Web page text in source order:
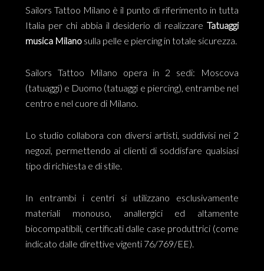
Sailors Tattoo Milano è il punto di riferimento in tutta
Italia per chi abbia il desiderio di realizzare Tatuaggi
musica Milano sulla pelle e piercing in totale sicurezza.
Sailors Tattoo Milano opera in 2 sedi: Moscova
(tatuaggi) e Duomo (tatuaggi e piercing), entrambe nel
centro e nel cuore di Milano.
Lo studio collabora con diversi artisti, suddivisi nei 2
negozi, permettendo ai clienti di soddisfare qualsiasi
tipo di richiesta e di stile.
In entrambi i centri si utilizzano esclusivamente
materiali monouso, anallergici ed altamente
biocompatibili, certificati dalle case produttrici (come
indicato dalle direttive vigenti 76/769/EE).